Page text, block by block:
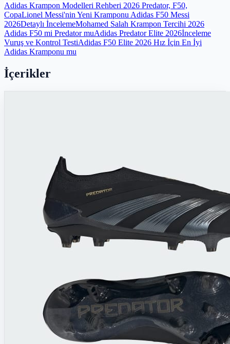
Adidas Krampon Modelleri Rehberi 2026 Predator, F50,
CopaLionel Messi'nin Yeni Kramponu Adidas F50 Messi
2026Detaylı İncelemeMohamed Salah Krampon Tercihi 2026
Adidas F50 mi Predator muAdidas Predator Elite 2026İnceleme
Vuruş ve Kontrol TestiAdidas F50 Elite 2026 Hız İçin En İyi
Adidas Kramponu mu
İçerikler